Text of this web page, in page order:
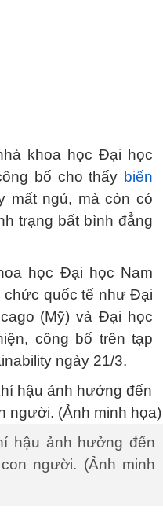
khoa học Đại học
bố cho thấy biến
mất ngủ, mà còn có
trạng bất bình đẳng
học Đại học Nam
chức quốc tế như Đại
(Mỹ) và Đại học
công bố trên tạp
ngày 21/3.
hậu ảnh hưởng đến
người. (Ảnh minh